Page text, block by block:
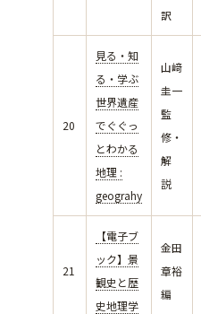
訳
20
見る・知
る・学ぶ
世界遺産
でぐぐっ
とわかる
地理 :
geograhy
山﨑
圭一
監
修・
解
説
21
【電子ブ
ック】景
観史と歴
史地理学
金田
章裕
編